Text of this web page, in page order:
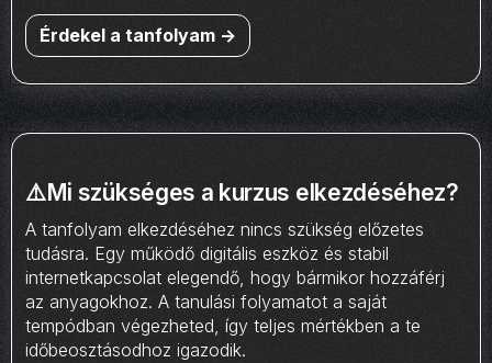
Érdekel a tanfolyam ->
⚠️Mi szükséges a kurzus elkezdéséhez?
A tanfolyam elkezdéséhez nincs szükség előzetes
tudásra. Egy működő digitális eszköz és stabil
internetkapcsolat elegendő, hogy bármikor hozzáférj
az anyagokhoz. A tanulási folyamatot a saját
tempódban végezheted, így teljes mértékben a te
időbeosztásodhoz igazodik.